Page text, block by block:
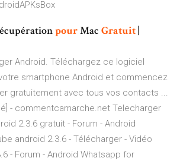
pourMac Gratuit|
Android. Téléchargez ce logiciel
smartphone Android et commencez
gratuitement avec tous vos contacts ...
- commentcamarche.net Telecharger
2.3.6 gratuit - Forum - Android
android 2.3.6 - Télécharger - Vidéo
- Forum - Android Whatsapp for